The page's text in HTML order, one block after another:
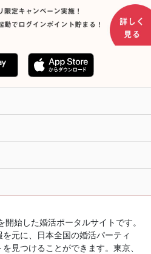
始した婚活ポータルサイトです。
元に、日本全国の婚活パーティ
見つけることができます。東京、